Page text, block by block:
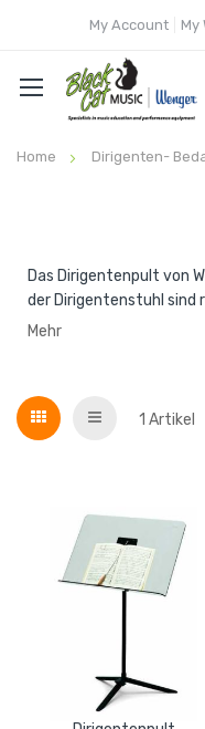
My Account My
Home Dirigenten-
Das Dirigentenpult von
der Dirigentenstuhl sind
Mehr
Grid List 1 Artikel